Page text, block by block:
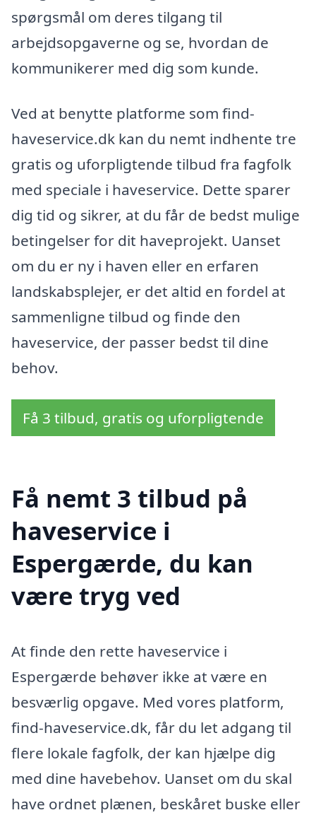
spørgsmål om deres tilgang til
arbejdsopgaverne og se, hvordan de
kommunikerer med dig som kunde.
Ved at benytte platforme som find-
haveservice.dk kan du nemt indhente tre
gratis og uforpligtende tilbud fra fagfolk
med speciale i haveservice. Dette sparer
dig tid og sikrer, at du får de bedst mulige
betingelser for dit haveprojekt. Uanset
om du er ny i haven eller en erfaren
landskabsplejer, er det altid en fordel at
sammenligne tilbud og finde den
haveservice, der passer bedst til dine
behov.
Få 3 tilbud, gratis og uforpligtende
Få nemt 3 tilbud på
haveservice i
Espergærde, du kan
være tryg ved
At finde den rette haveservice i
Espergærde behøver ikke at være en
besværlig opgave. Med vores platform,
find-haveservice.dk, får du let adgang til
flere lokale fagfolk, der kan hjælpe dig
med dine havebehov. Uanset om du skal
have ordnet plænen, beskåret buske eller